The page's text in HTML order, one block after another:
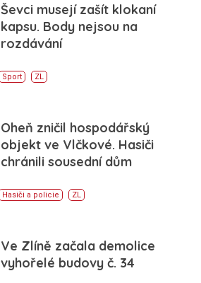
Ševci musejí zašít klokaní
kapsu. Body nejsou na
rozdávání
Sport ZL
Oheň zničil hospodářský
objekt ve Vlčkové. Hasiči
chránili sousední dům
Hasiči a policie ZL
Ve Zlíně začala demolice
vyhořelé budovy č. 34